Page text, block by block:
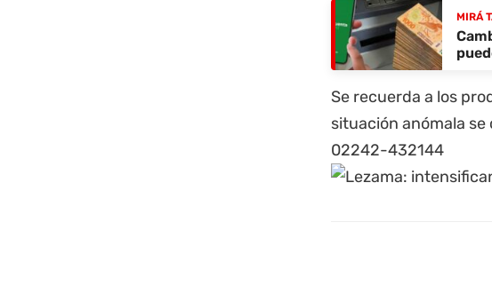
MIRÁ
Se recuerda a los
situación anómala se
02242-432144